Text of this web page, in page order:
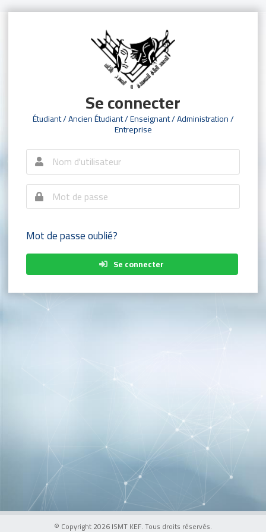
Se connecter
Étudiant / Ancien Étudiant / Enseignant / Administration /
Entreprise
Mot de passe oublié?
Se connecter
© Copyright 2026 ISMT KEF. Tous droits réservés.